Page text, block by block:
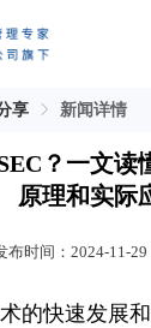
享 新闻详情
？一文读
原理和实际
布时间：2024-11-29
的快速发展